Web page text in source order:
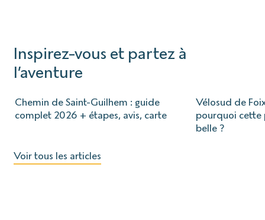
Inspirez-vous et partez à
l’aventure
Chemin de Saint-Guilhem : guide
complet 2026 + étapes, avis, carte
Vélosud de
pourquoi cette
belle ?
Voir tous les articles